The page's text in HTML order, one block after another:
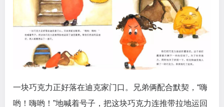
一块巧克力正好落在迪克家门口。兄弟俩配合默契，“嗨
哟！嗨哟！”地喊着号子，把这块巧克力连推带拉地运回